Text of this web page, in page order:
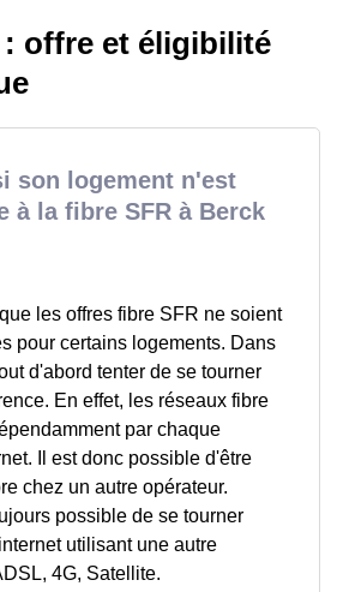
: offre et éligibilité
son logement n'est
à la fibre SFR à Berck
les offres fibre SFR ne soient
pour certains logements. Dans
d'abord tenter de se tourner
En effet, les réseaux fibre
par chaque
Il est donc possible d'être
chez un autre opérateur.
possible de se tourner
utilisant une autre
4G, Satellite.